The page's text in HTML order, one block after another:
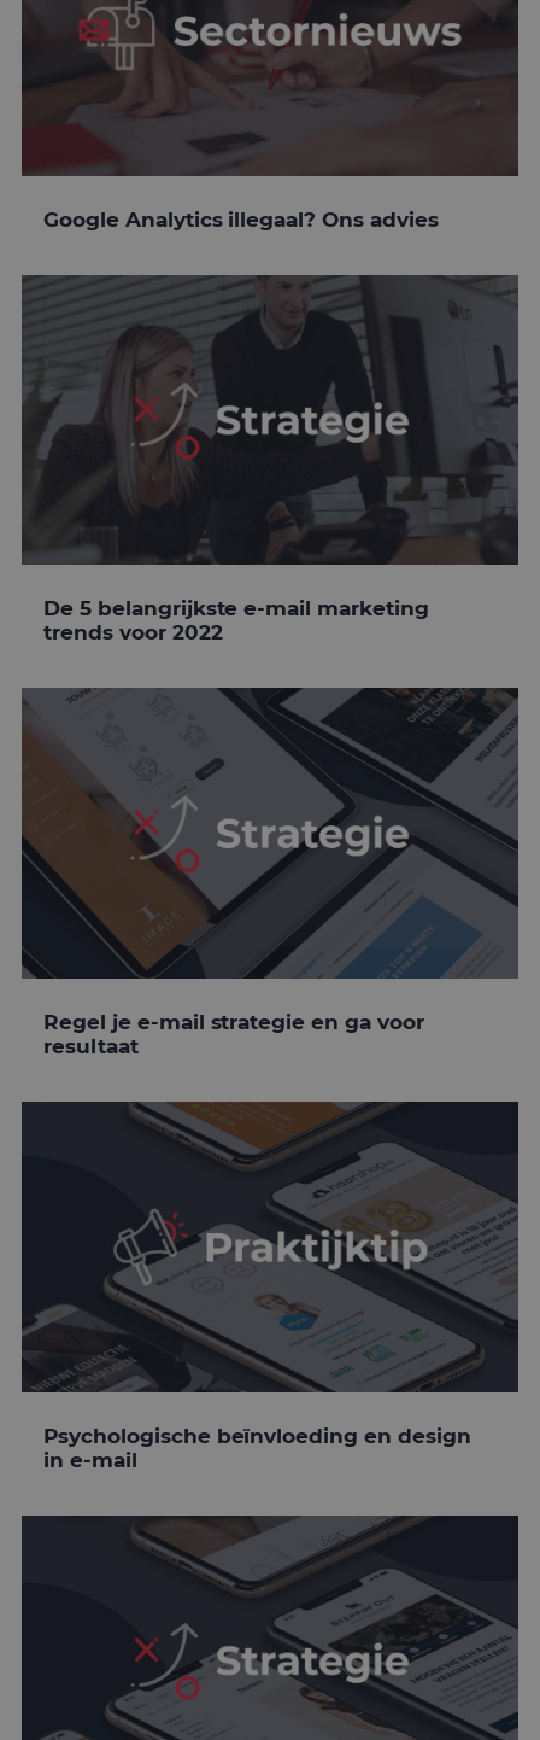
Google Analytics illegaal? Ons advies
De 5 belangrijkste e-mail marketing
trends voor 2022
Regel je e-mail strategie en ga voor
resultaat
Psychologische beïnvloeding en design
in e-mail